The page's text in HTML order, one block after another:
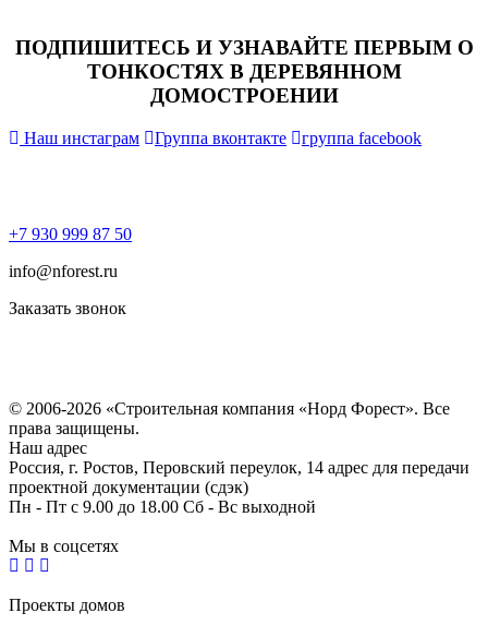
ПОДПИШИТЕСЬ И УЗНАВАЙТЕ ПЕРВЫМ О
ТОНКОСТЯХ В ДЕРЕВЯННОМ
ДОМОСТРОЕНИИ
Наш инстаграм Группа вконтакте группа facebook
+7 930 999 87 50
info@nforest.ru
Заказать звонок
© 2006-2026 «Строительная компания «Норд Форест». Все
права защищены.
Наш адрес
Россия, г. Ростов, Перовский переулок, 14 адрес для передачи
проектной документации (сдэк)
Пн - Пт с 9.00 до 18.00 Сб - Вс выходной
Мы в соцсетях
Проекты домов